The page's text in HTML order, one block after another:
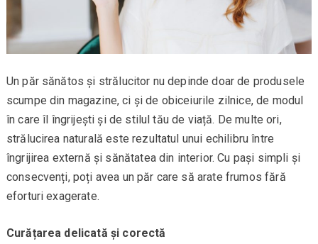
Un păr sănătos și strălucitor nu depinde doar de produsele
scumpe din magazine, ci și de obiceiurile zilnice, de modul
în care îl îngrijești și de stilul tău de viață. De multe ori,
strălucirea naturală este rezultatul unui echilibru între
îngrijirea externă și sănătatea din interior. Cu pași simpli și
consecvenți, poți avea un păr care să arate frumos fără
eforturi exagerate.
Curățarea delicată și corectă